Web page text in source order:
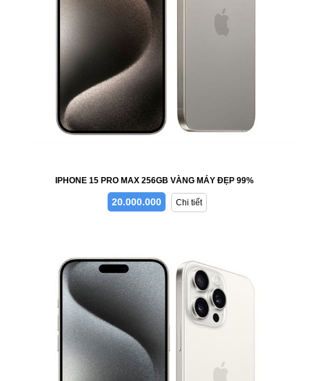
IPHONE 15 PRO MAX 256GB VÀNG MÁY ĐẸP 99%
20.000.000 Chi tiết